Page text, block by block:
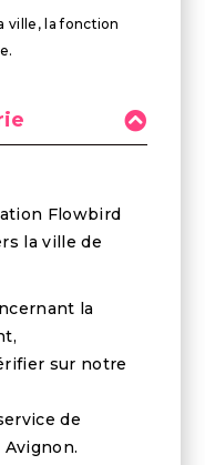
ville, la fonction
Flowbird
la ville de
la
sur notre
de